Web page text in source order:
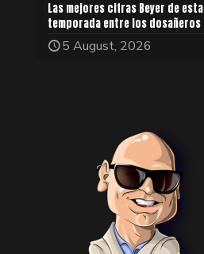
Las mejores cifras Beyer de esta
temporada entre los dosañeros
5 August, 2026